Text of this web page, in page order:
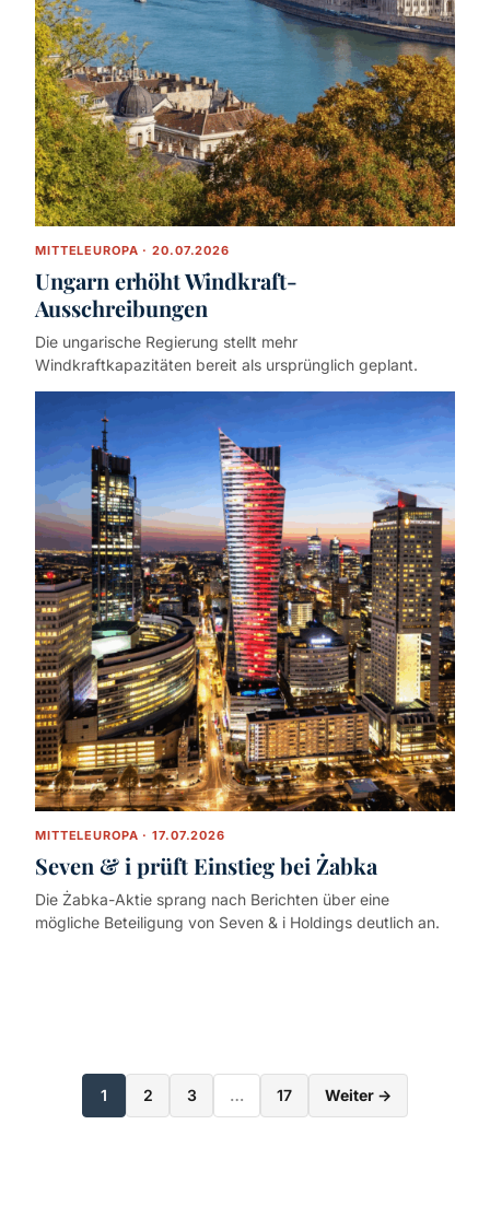
MITTELEUROPA · 20.07.2026
Ungarn erhöht Windkraft-
Ausschreibungen
Die ungarische Regierung stellt mehr
Windkraftkapazitäten bereit als ursprünglich geplant.
MITTELEUROPA · 17.07.2026
Seven & i prüft Einstieg bei Żabka
Die Żabka-Aktie sprang nach Berichten über eine
mögliche Beteiligung von Seven & i Holdings deutlich an.
der
1 2 3 … 17 Weiter →